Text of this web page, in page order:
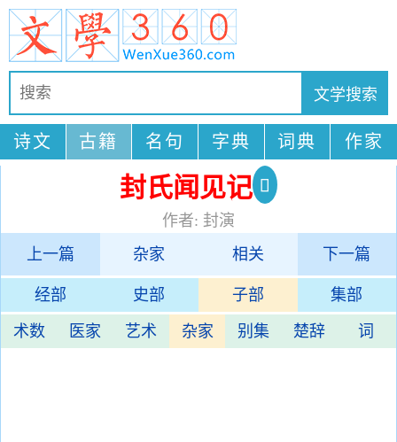
诗文 古籍 名句 字典 词典 作家
封氏闻见记
作者: 封演
上一篇
杂家 相关 下一篇
经部 史部 子部 集部
术数 医家 艺术 杂家 别集 楚辞 词